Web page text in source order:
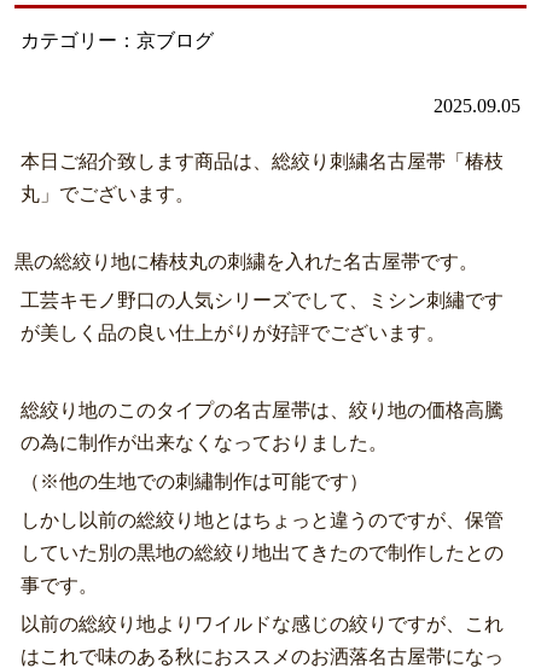
カテゴリー：京ブログ
2025.09.05
本日ご紹介致します商品は、総絞り刺繍名古屋帯「椿枝
丸」でございます。
黒の総絞り地に椿枝丸の刺繍を入れた名古屋帯です。
工芸キモノ野口の人気シリーズでして、ミシン刺繡です
が美しく品の良い仕上がりが好評でございます。
総絞り地のこのタイプの名古屋帯は、絞り地の価格高騰
の為に制作が出来なくなっておりました。
（※他の生地での刺繡制作は可能です）
しかし以前の総絞り地とはちょっと違うのですが、保管
していた別の黒地の総絞り地出てきたので制作したとの
事です。
以前の総絞り地よりワイルドな感じの絞りですが、これ
はこれで味のある秋におススメのお洒落名古屋帯になっ